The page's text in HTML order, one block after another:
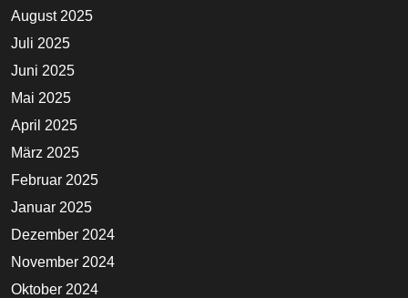
August 2025
Juli 2025
Juni 2025
Mai 2025
April 2025
März 2025
Februar 2025
Januar 2025
Dezember 2024
November 2024
Oktober 2024